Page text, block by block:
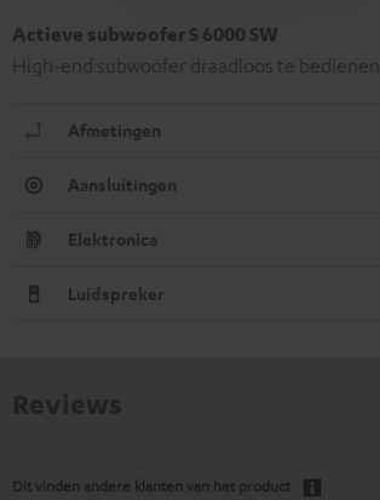
Actieve subwoofer S 6000 SW
High-end subwoofer draadloos te bedienen
Afmetingen
Aansluitingen
Elektronica
Luidspreker
Dit vinden andere klanten van het product